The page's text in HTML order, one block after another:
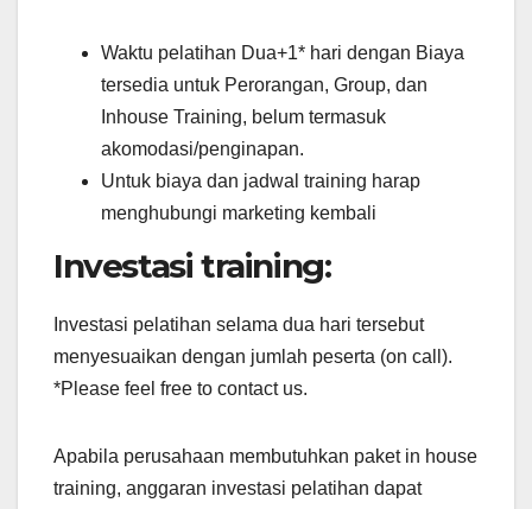
Waktu pelatihan Dua+1* hari dengan Biaya
tersedia untuk Perorangan, Group, dan
Inhouse Training, belum termasuk
akomodasi/penginapan.
Untuk biaya dan jadwal training harap
menghubungi marketing kembali
Investasi training:
Investasi pelatihan selama dua hari tersebut
menyesuaikan dengan jumlah peserta (on call).
*Please feel free to contact us.
Apabila perusahaan membutuhkan paket in house
training, anggaran investasi pelatihan dapat